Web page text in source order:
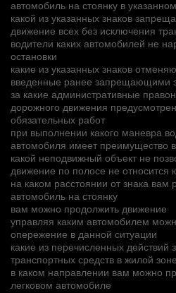
автомобиль на стоянку в
какой из указанных знаков
движение всех без исключения
водители каких автомобилей не
остановки
какие из указанных знаков
введенные ранее запрещающими
за какие административные
дорожного движения
обязательных работ
при выполнении какого маневра
автомобиля имеет преимущество
какой неподвижный объект не
движение по полосе не относится
на каком расстоянии от знака вам
автомобиль на стоянку
вам можно продолжить движение
управляя каким автомобилем
опережение в данной ситуации
какие из перечисленных
транспортных средств в жилой зоне
в каком направлении вам можно
легковом автомобиле